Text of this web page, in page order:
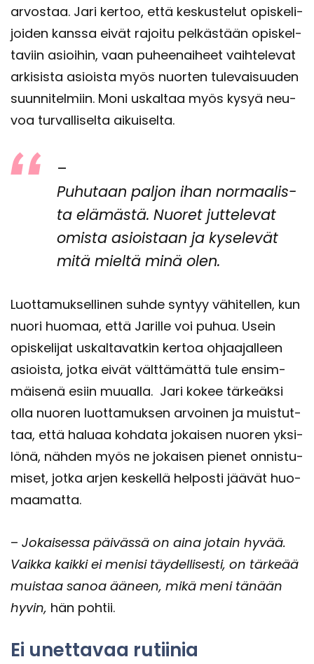
ar­vos­taa. Jari ker­too, että kes­kus­te­lut opis­ke­li­
joi­den kans­sa eivät ra­joi­tu pel­käs­tään opis­kel­
ta­viin asioi­hin, vaan pu­hee­nai­heet vaih­te­le­vat
ar­ki­sis­ta asiois­ta myös nuor­ten tu­le­vai­suu­den
suun­ni­tel­miin. Moni us­kal­taa myös kysyä neu­
voa tur­val­li­sel­ta ai­kui­sel­ta.
–
Pu­hu­taan pal­jon ihan nor­maa­lis­
ta elä­mäs­tä. Nuo­ret jut­te­le­vat
omis­ta asiois­taan ja ky­se­le­vät
mitä miel­tä minä olen.
Luot­ta­muk­sel­li­nen suhde syn­tyy vä­hi­tel­len, kun
nuori huo­maa, että Ja­ril­le voi puhua. Usein
opis­ke­li­jat us­kal­ta­vat­kin ker­toa oh­jaa­jal­leen
asiois­ta, jotka eivät vält­tä­mät­tä tule en­sim­
mäi­se­nä esiin muu­al­la. Jari kokee tär­keäk­si
olla nuo­ren luot­ta­muk­sen ar­voi­nen ja muis­tut­
taa, että ha­lu­aa koh­da­ta jo­kai­sen nuo­ren yk­si­
lö­nä, näh­den myös ne jo­kai­sen pie­net on­nis­tu­
mi­set, jotka arjen kes­kel­lä hel­pos­ti jää­vät huo­
maa­mat­ta.
– Jo­kai­ses­sa päi­väs­sä on aina jo­tain hyvää.
Vaik­ka kaik­ki ei me­ni­si täy­del­li­ses­ti, on tär­ke­ää
muis­taa sanoa ää­neen, mikä meni tä­nään
hyvin, hän poh­tii.
Ei unet­ta­vaa ru­tii­nia